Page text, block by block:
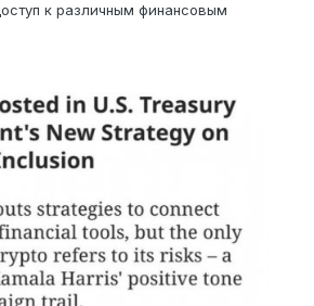
к различным финансовым